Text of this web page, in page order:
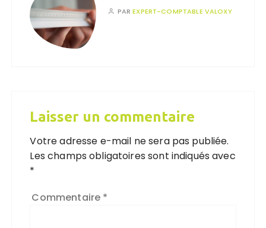
PAREXPERT-COMPTABLE VALOXY
Laisser un commentaire
Votre adresse e-mail ne sera pas publiée.
Les champs obligatoires sont indiqués avec
*
Commentaire *